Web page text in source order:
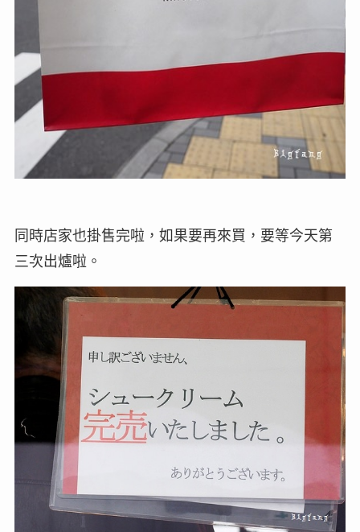
同時店家也掛售完啦，如果要再來買，要等今天第
三次出爐啦。